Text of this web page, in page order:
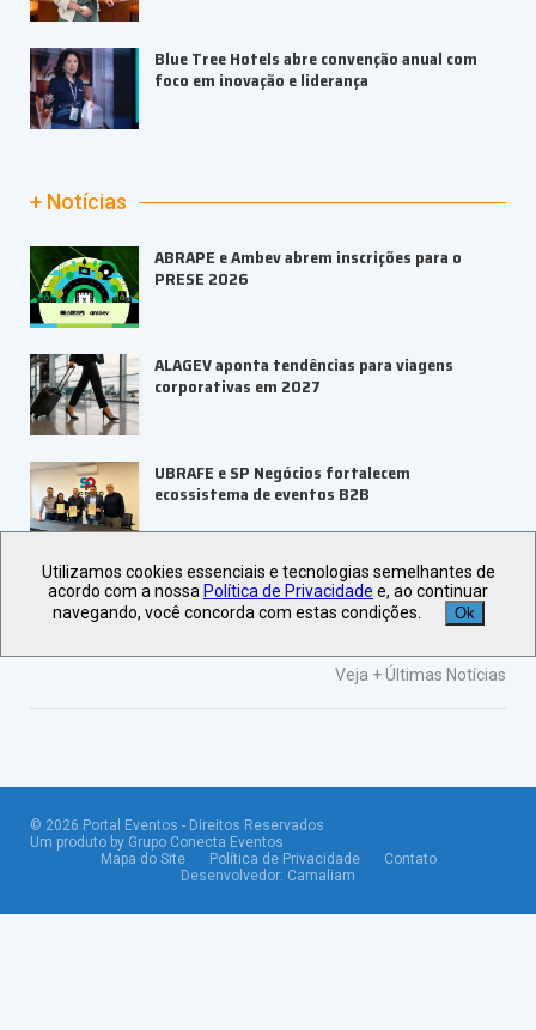
Blue Tree Hotels abre convenção anual com
foco em inovação e liderança
+ Notícias
ABRAPE e Ambev abrem inscrições para o
PRESE 2026
ALAGEV aponta tendências para viagens
corporativas em 2027
UBRAFE e SP Negócios fortalecem
ecossistema de eventos B2B
ABIH-SP orienta setor hoteleiro sobre
tributação e precificação
Veja +Últimas Notícias
© 2026 Portal Eventos - Direitos Reservados
Um produto by Grupo Conecta Eventos
Mapa do Site
Política de Privacidade
Contato
Desenvolvedor: Camaliam
Utilizamos cookies essenciais e tecnologias semelhantes de
acordo com a nossa Política de Privacidade e, ao continuar
navegando, você concorda com estas condições.
Ok